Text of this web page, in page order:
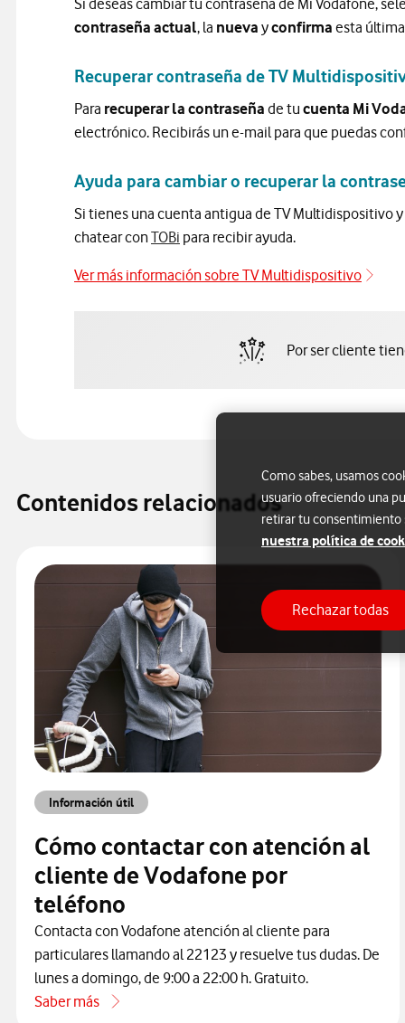
Si deseas cambiar tu contraseña de Mi Vodafone,
contraseña actual, la nueva yconfirma esta
Recuperar contraseña de TV
Para recuperar la contraseña de tu cuenta Mi
electrónico. Recibirás un e-mail para que puedas
Ayuda para cambiar o recuperar la
Si tienes una cuenta antigua de TV Multidispositivo
chatear conTOBi para recibir ayuda.
Ver más información sobre TV Multidispositivo
Por ser cliente
Contenidos relacionados
Información útil
Cómo contactar con atención al
cliente de Vodafone por
teléfono
Contacta con Vodafone atención al cliente para
particulares llamando al 22123 y resuelve tus dudas. De
lunes a domingo, de 9:00 a 22:00 h. Gratuito.
Saber más
acerca de Cómo contactar con atención al cliente de
Como sabes, usamos
usuario ofreciendo una
retirar tu consentimiento
nuestra política de
Rechazar todas